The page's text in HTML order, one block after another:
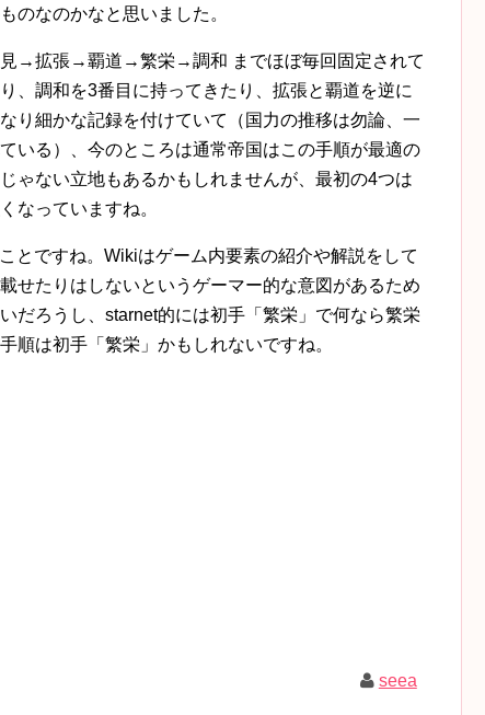
のなのかなと思いました。
見→拡張→覇道→繁栄→調和 までほぼ毎回固定されて
、調和を3番目に持ってきたり、拡張と覇道を逆に
り細かな記録を付けていて（国力の推移は勿論、一
いる）、今のところは通常帝国はこの手順が最適の
ゃない立地もあるかもしれませんが、最初の4つは
なっていますね。
とですね。Wikiはゲーム内要素の紹介や解説をして
せたりはしないというゲーマー的な意図があるため
だろうし、starnet的には初手「繁栄」で何なら繁栄
順は初手「繁栄」かもしれないですね。
seea